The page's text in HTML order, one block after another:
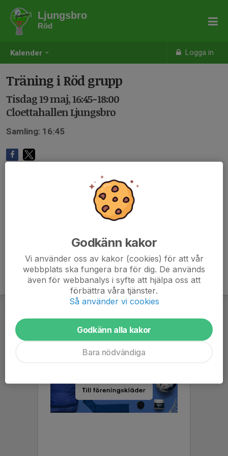
Kalender Logga in
Ljungsbro
Röd
Träning i Röd grupp
Tisdag 19 maj, 16:45-18:00
Cloettahallen Ljungsbro
Samling: 16:45
Godkänn kakor
Vi använder oss av kakor (cookies) för att vår
webbplats ska fungera bra för dig. De används
även för webbanalys i syfte att hjälpa oss att
förbättra våra tjänster.
Så använder vi cookies
Godkänn alla kakor
Bara nödvändiga